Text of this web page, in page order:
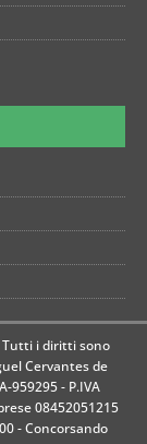
i diritti sono
Cervantes de
959295 - P.IVA
08452051215
- Concorsando